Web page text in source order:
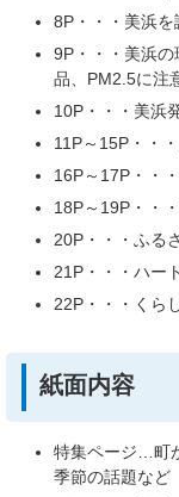
8P・・・美浜
9P・・・美浜
品、PM2.5に注
10P・・・美浜
11P～15P・・
16P～17P・・
18P～19P・・
20P・・・ふる
21P・・・ハー
22P・・・くら
紙面内容
特集ページ…町
季節の話題など